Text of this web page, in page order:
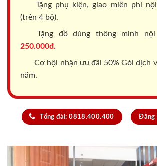
Tặng phụ kiện, giao miễn phí
(trên 4 bộ).
Tặng đồ dùng thông minh
250.000đ.
Cơ hội nhận ưu đãi 50% Gói dịch
năm.
Tổng đài: 0818.400.400 Đăng